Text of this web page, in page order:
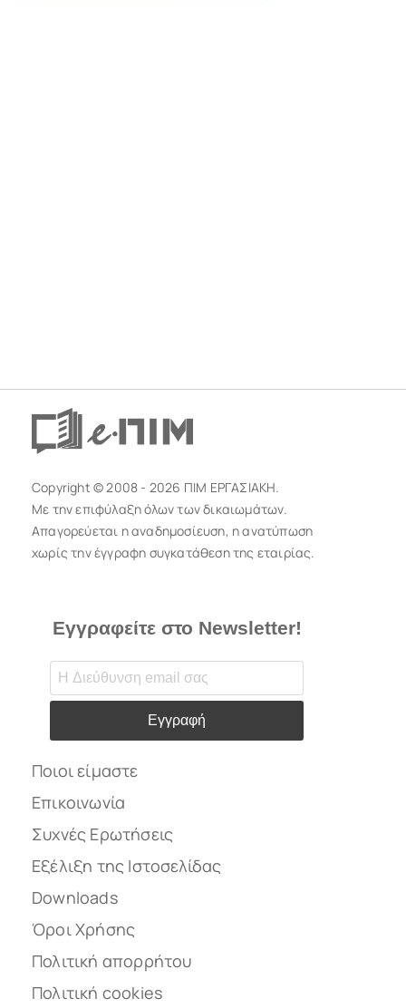
Copyright © 2008 - 2026 ΠΙΜ ΕΡΓΑΣΙΑΚΗ.
Με την επιφύλαξη όλων των δικαιωμάτων.
Απαγορεύεται η αναδημοσίευση, η ανατύπωση
χωρίς την έγγραφη συγκατάθεση της εταιρίας.
Εγγραφείτε στο Newsletter!
Εγγραφή
Ποιοι είμαστε
Επικοινωνία
Συχνές Ερωτήσεις
Εξέλιξη της Ιστοσελίδας
Downloads
Όροι Χρήσης
Πολιτική απορρήτου
Πολιτική cookies